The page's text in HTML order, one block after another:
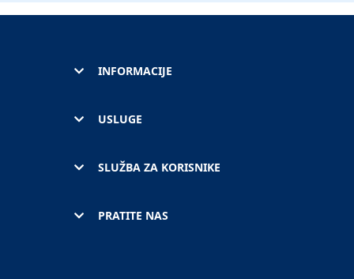
INFORMACIJE
USLUGE
SLUŽBA ZA KORISNIKE
PRATITE NAS